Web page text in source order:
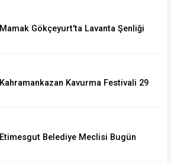
Mamak Gökçeyurt'ta Lavanta Şenliği
Kahramankazan Kavurma Festivali 29
Etimesgut Belediye Meclisi Bugün